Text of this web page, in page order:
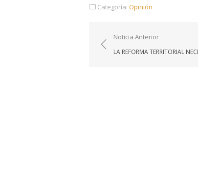
Categoría: Opinión
Navegación
de
Noticia Anterior
LA REFORMA TERRITORIAL